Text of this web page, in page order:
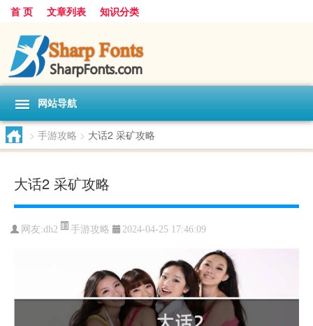
首 页 文章列表 知识分类
网站导航
> 手游攻略 > 大话2 采矿攻略
大话2 采矿攻略
网友:dh2 手游攻略 2024-04-25 17:46:09